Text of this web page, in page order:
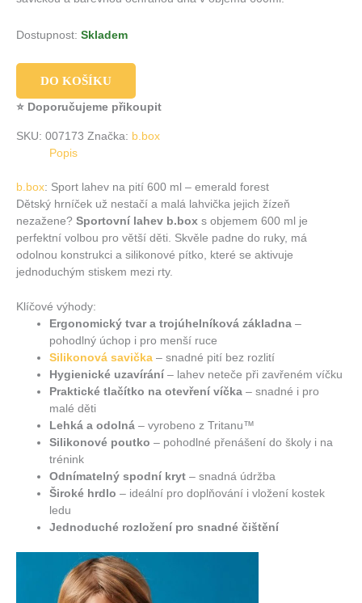
Dostupnost: Skladem
DO KOŠÍKU
⭐ Doporučujeme přikoupit
SKU: 007173 Značka: b.box
Popis
b.box: Sport lahev na pití 600 ml – emerald forest
Dětský hrníček už nestačí a malá lahvička jejich žízeň
nezažene? Sportovní lahev b.box s objemem 600 ml je
perfektní volbou pro větší děti. Skvěle padne do ruky, má
odolnou konstrukci a silikonové pítko, které se aktivuje
jednoduchým stiskem mezi rty.
Klíčové výhody:
Ergonomický tvar a trojúhelníková základna –
pohodlný úchop i pro menší ruce
Silikonová savička – snadné pití bez rozlití
Hygienické uzavírání – lahev neteče při zavřeném víčku
Praktické tlačítko na otevření víčka – snadné i pro
malé děti
Lehká a odolná – vyrobeno z Tritanu™
Silikonové poutko – pohodlné přenášení do školy i na
trénink
Odnímatelný spodní kryt – snadná údržba
Široké hrdlo – ideální pro doplňování i vložení kostek
ledu
Jednoduché rozložení pro snadné čištění